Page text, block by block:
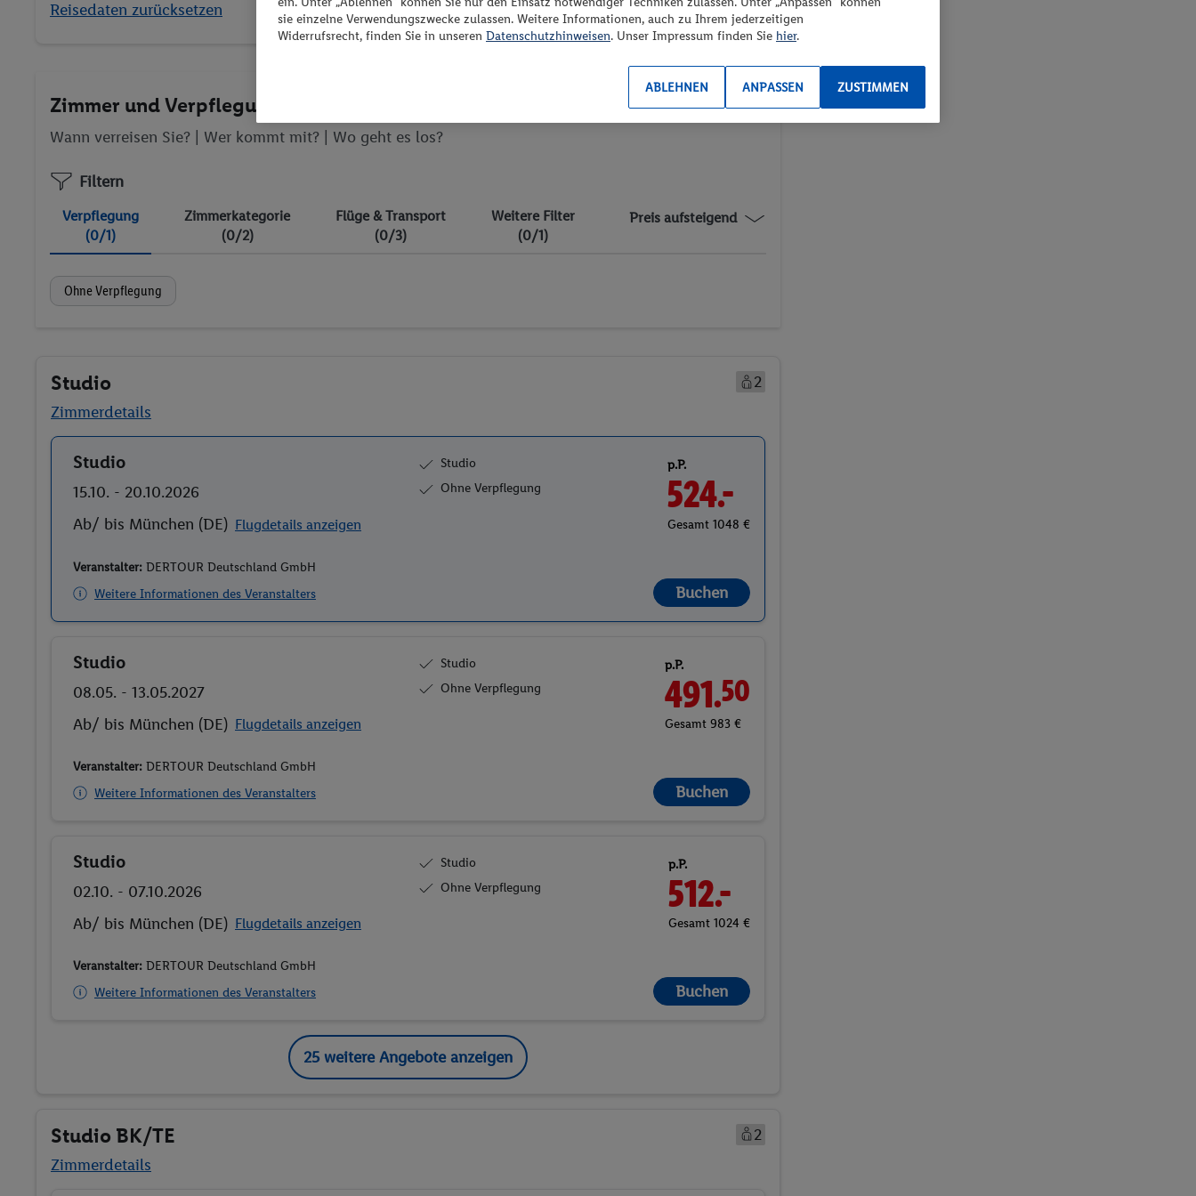
Reisedaten zurücksetzen Günstigster Preis p.P. Preis p.P.
Zimmer und Verpflegung wählen
Wann verreisen Sie? | Wer kommt mit? | Wo geht es los?
Filtern
Verpflegung
(0/1)
Zimmerkategorie
(0/2)
Flüge & Transport
(0/3)
Weitere Filter
(0/1)
Preis aufsteigend
Ohne Verpflegung
Studio
2
Zimmerdetails
Buchen
Studio
15.10. - 20.10.2026
Ab/ bis München (DE) Flugdetails anzeigen
Studio
Ohne Verpflegung
p.P.
524.-
Gesamt 1048 €
Veranstalter: DERTOUR Deutschland GmbH
Weitere Informationen des Veranstalters
Buchen
Buchen
Studio
08.05. - 13.05.2027
Ab/ bis München (DE) Flugdetails anzeigen
Studio
Ohne Verpflegung
p.P.
491.50
Gesamt 983 €
Veranstalter: DERTOUR Deutschland GmbH
Weitere Informationen des Veranstalters
Buchen
Buchen
Studio
02.10. - 07.10.2026
Ab/ bis München (DE) Flugdetails anzeigen
Studio
Ohne Verpflegung
p.P.
512.-
Gesamt 1024 €
Veranstalter: DERTOUR Deutschland GmbH
Weitere Informationen des Veranstalters
Buchen
25 weitere Angebote anzeigen
Studio BK/TE
2
Zimmerdetails
sie einzelne Verwendungszwecke zulassen. Weitere Informationen, auch zu Ihrem jederzeitigen
Widerrufsrecht, finden Sie in unseren Datenschutzhinweisen. Unser Impressum finden Sie hier.
ZUSTIMMEN
ANPASSEN
ABLEHNEN